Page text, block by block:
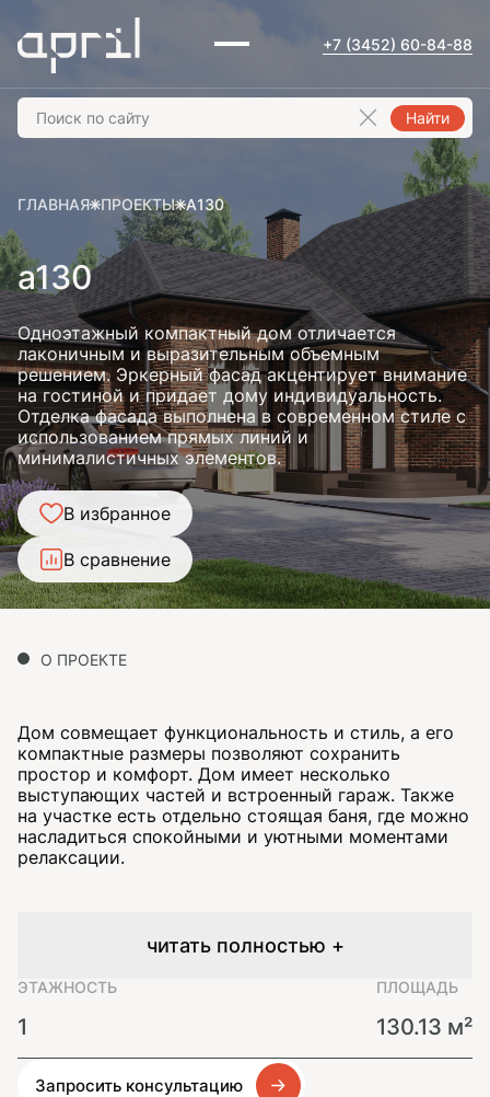
+7 (3452) 60-84-88
Найти
ГЛАВНАЯ ПРОЕКТЫ A130
a130
Одноэтажный компактный дом отличается
лаконичным и выразительным объемным
решением. Эркерный фасад акцентирует внимание
на гостиной и придает дому индивидуальность.
Отделка фасада выполнена в современном стиле с
использованием прямых линий и
минималистичных элементов.
В избранное
В сравнение
О ПРОЕКТЕ
Дом совмещает функциональность и стиль, а его
компактные размеры позволяют сохранить
простор и комфорт. Дом имеет несколько
выступающих частей и встроенный гараж. Также
на участке есть отдельно стоящая баня, где можно
насладиться спокойными и уютными моментами
релаксации.
читать полностью +
ЭТАЖНОСТЬ
1
ПЛОЩАДЬ
130.13 м²
Запросить консультацию